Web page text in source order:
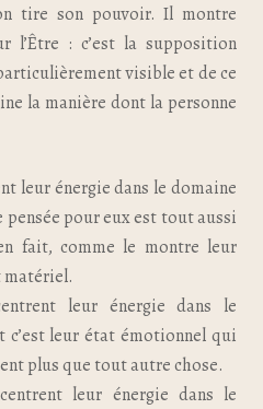
tire son pouvoir. Il montre
l’Être : c’est la supposition
visible et de ce
la manière dont la personne
leur énergie dans le domaine
pensée pour eux est tout aussi
fait, comme le montre leur
matériel.
leur énergie dans le
c’est leur état émotionnel qui
plus que tout autre chose.
leur énergie dans le